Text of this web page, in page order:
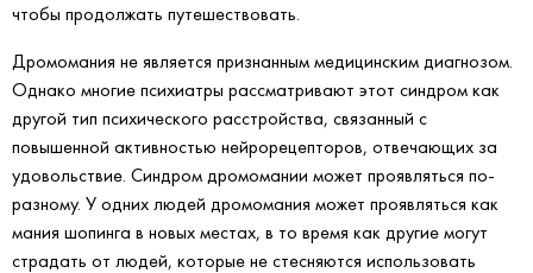
чтобы продолжать путешествовать.
Дромомания не является признанным медицинским диагнозом.
Однако многие психиатры рассматривают этот синдром как
другой тип психического расстройства, связанный с
повышенной активностью нейрорецепторов, отвечающих за
удовольствие. Синдром дромомании может проявляться по-
разному. У одних людей дромомания может проявляться как
мания шопинга в новых местах, в то время как другие могут
страдать от людей, которые не стесняются использовать